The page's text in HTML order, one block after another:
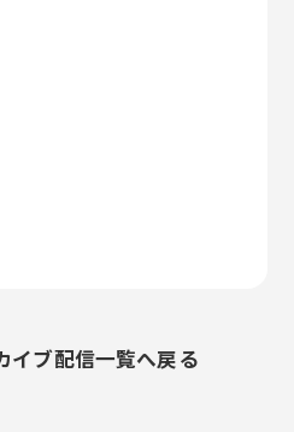
イブ配信一覧へ戻る